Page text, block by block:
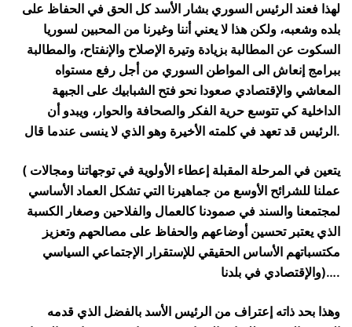
لهذا فعند الرئيس السوري بشار الأسد كل الحق في الحفاظ على
بلده وشعبه، ولكن هذا لا يعني أننا وغيرنا من المحبين لسوريا
السكوت عن المطالبة بزيادة وتيرة الإصلاح والإنفتاح، والمطالبة
ببرامج إنعاش الى المواطن السوري من أجل رفع مستواه
المعاشي والإقتصادي صعودا نحو فتح الشبابيك على الجبهة
الداخلية كي تتوسع حرية الفكر والصحافة والحوار، ويبدو أن
الرئيس قد تعهد في كلمته الأخيرة وهو الذي لا ينسى عندما قال.
( يتعين في المرحلة المقبلة إعطاء الأولوية في توجهاتنا ومجالات
عملنا للشرائح الأوسع من جماهيرنا التي تشكل العماد الأساسي
لمجتمعنا والسند في صمودنا كالعمال والفلاحين وصغار الكسبة
الذي يعتبر تحسين أوضاعهم والحفاظ على مصالحهم وتعزيز
مكتسباتهم الأساس الحقيقي للإستقرار الإجتماعي السياسي
والإقتصادي في بلدنا)….
وهذا بحد ذاته إعتراف من الرئيس الأسد بالفضل الذي قدمه